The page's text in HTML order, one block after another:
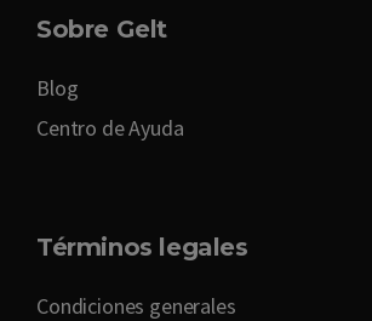
Sobre Gelt
Blog
Centro de Ayuda
Términos legales
Condiciones generales